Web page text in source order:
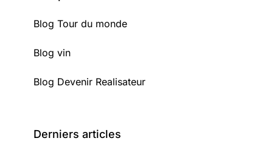
Blog Tour du monde
Blog vin
Blog Devenir Realisateur
Derniers articles